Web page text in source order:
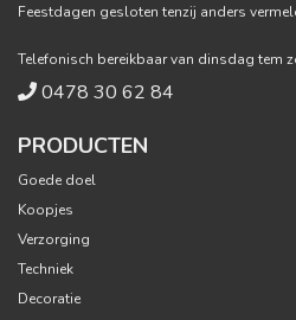
Feestdagen gesloten tenzij anders
Telefonisch bereikbaar van dinsdag tem
0478 30 62 84
PRODUCTEN
Goede doel
Koopjes
Verzorging
Techniek
Decoratie